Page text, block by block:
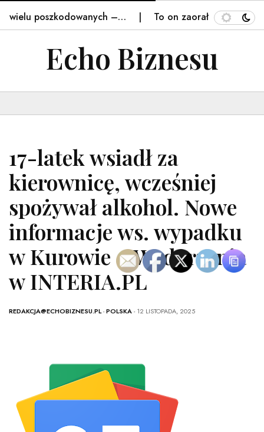
poszkodowanych –… To on zaorał świeżo
Echo Biznesu
17-latek wsiadł za
kierownicę, wcześniej
spożywał alkohol. Nowe
informacje ws. wypadku
w Kurowie – Wydarzenia
w INTERIA.PL
REDAKCJA@ECHOBIZNESU.PL-POLSKA- 12 LISTOPADA, 2025